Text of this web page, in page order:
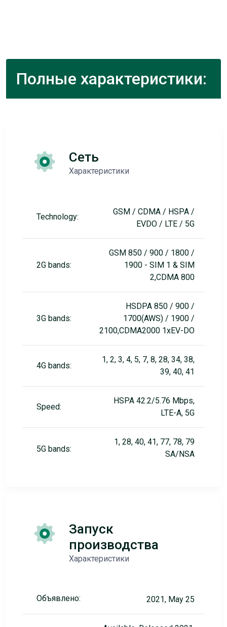
Полные характеристики:
Сеть
Характеристики
Technology:
GSM / CDMA / HSPA /
EVDO / LTE / 5G
2G bands:
GSM 850 / 900 / 1800 /
1900 - SIM 1 & SIM
2,CDMA 800
3G bands:
HSDPA 850 / 900 /
1700(AWS) / 1900 /
2100,CDMA2000 1xEV-DO
4G bands:
1, 2, 3, 4, 5, 7, 8, 28, 34, 38,
39, 40, 41
Speed:
HSPA 42.2/5.76 Mbps,
LTE-A, 5G
5G bands:
1, 28, 40, 41, 77, 78, 79
SA/NSA
Запуск
производства
Характеристики
Объявлено: 2021, May 25